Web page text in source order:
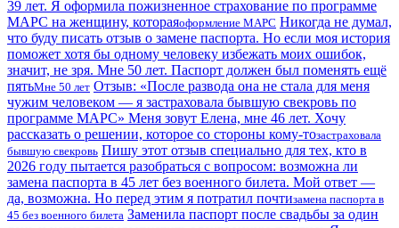
39 лет. Я оформила пожизненное страхование по программе
МАРС на женщину, котораяоформление МАРС Никогда не думал,
что буду писать отзыв о замене паспорта. Но если моя история
поможет хотя бы одному человеку избежать моих ошибок,
значит, не зря. Мне 50 лет. Паспорт должен был поменять ещё
пятьМне 50 лет Отзыв: «После развода она не стала для меня
чужим человеком — я застраховала бывшую свекровь по
программе МАРС» Меня зовут Елена, мне 46 лет. Хочу
рассказать о решении, которое со стороны кому-тозастраховала
бывшую свекровь Пишу этот отзыв специально для тех, кто в
2026 году пытается разобраться с вопросом: возможна ли
замена паспорта в 45 лет без военного билета. Мой ответ —
да, возможна. Но перед этим я потратил почтизамена паспорта в
45 без военного билета Заменила паспорт после свадьбы за один